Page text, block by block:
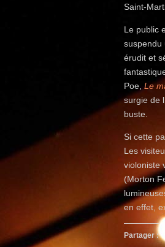
Saint-
Le public
suspendu
érudit et
Poe, Le
surgie de
buste.
Si cette
Les
violoniste
(Morton
en effet,
Partager :